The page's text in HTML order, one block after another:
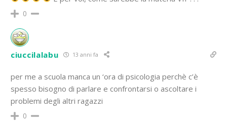
0
ciuccilalabu 13 anni fa
per me a scuola manca un ‘ora di psicologia perchè c’è
spesso bisogno di parlare e confrontarsi o ascoltare i
problemi degli altri ragazzi
0